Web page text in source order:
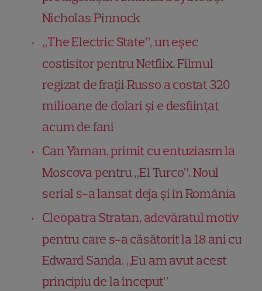
Nicholas Pinnock
„The Electric State”, un eșec
costisitor pentru Netflix. Filmul
regizat de frații Russo a costat 320
milioane de dolari și e desființat
acum de fani
Can Yaman, primit cu entuziasm la
Moscova pentru „El Turco”. Noul
serial s-a lansat deja și în România
Cleopatra Stratan, adevăratul motiv
pentru care s-a căsătorit la 18 ani cu
Edward Sanda. „Eu am avut acest
principiu de la început”